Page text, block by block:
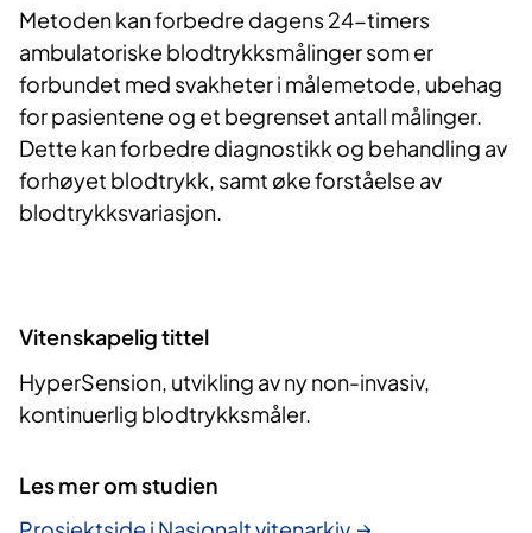
Metoden kan forbedre dagens 24-timers
ambulatoriske blodtrykksmålinger som er
forbundet med svakheter i målemetode, ubehag
for pasientene og et begrenset antall målinger.
Dette kan forbedre diagnostikk og behandling av
forhøyet blodtrykk, samt øke forståelse av
blodtrykksvariasjon.
Vitenskapelig tittel
HyperSension, utvikling av ny non-invasiv,
kontinuerlig blodtrykksmåler.
Les mer om studien